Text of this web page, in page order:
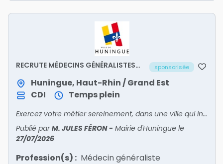
RECRUTE MÉDECINS GÉNÉRALISTES
sponsorisée
Huningue, Haut-Rhin / Grand Est
CDI
Temps plein
Exercez votre métier sereinement, dans une ville qui investit pour la santé de ses habitants. Rejoignez-nous !
Publié parM. JULES FÉRON- Mairie d'Huningue le
27/07/2026
Profession(s) : Médecin généraliste